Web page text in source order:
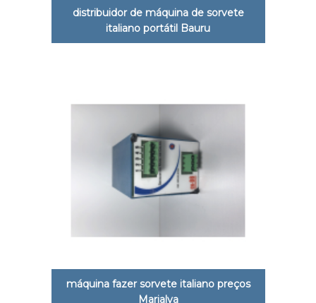
distribuidor de máquina de sorvete
italiano portátil Bauru
máquina fazer sorvete italiano preços
Marialva